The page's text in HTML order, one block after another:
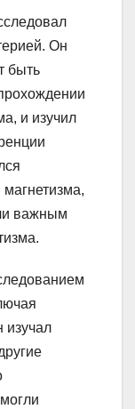
Он
быть
и изучил
важным
изучал